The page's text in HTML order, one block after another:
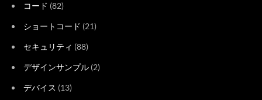
コード (82)
ショートコード (21)
セキュリティ (88)
デザインサンプル (2)
デバイス (13)